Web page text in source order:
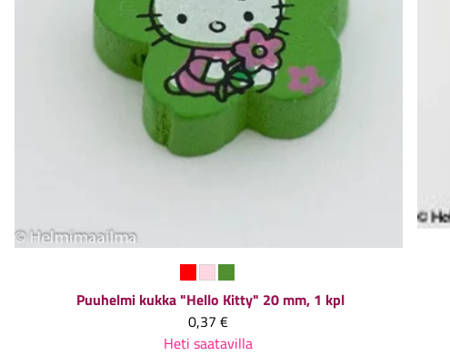
Puuhelmi kukka "Hello Kitty" 20 mm, 1 kpl
0,37 €
Heti saatavilla